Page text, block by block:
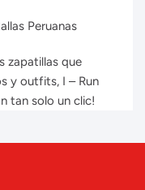
Peruanas
zapatillas que
y outfits, I – Run
tan solo un clic!